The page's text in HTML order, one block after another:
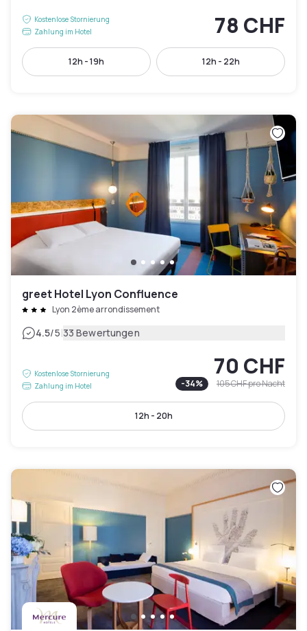
Kostenlose Stornierung
Zahlung im Hotel
78 CHF
12h - 19h 12h - 22h
greet Hotel Lyon Confluence
Lyon 2ème arrondissement
4.5/5|33 Bewertungen
Kostenlose Stornierung
Zahlung im Hotel
70 CHF
-34% 105 CHFpro Nacht
12h - 20h